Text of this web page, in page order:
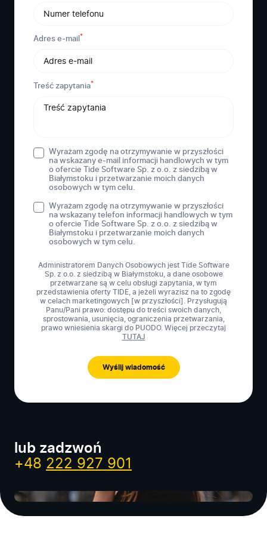
Adres e-mail *
Treść zapytania*
Wyrażam zgodę na otrzymywanie w przyszłości
na wskazany e-mail informacji handlowych w tym
o ofercie Tide Software Sp. z o.o. z siedzibą w
Białymstoku i przetwarzanie moich danych
osobowych w tym celu.
Wyrażam zgodę na otrzymywanie w przyszłości
na wskazany telefon informacji handlowych w tym
o ofercie Tide Software Sp. z o.o. z siedzibą w
Białymstoku i przetwarzanie moich danych
osobowych w tym celu.
Administratorem Danych Osobowych jest Tide Software
Sp. z o.o. z siedzibą w Białymstoku, a dane osobowe
przetwarzane są w celu obsługi zapytania, w tym
przedstawienia oferty TIDE, a jeżeli wyrazisz na to zgodę
w celach marketingowych [w przyszłości]. Przysługują
Panu/Pani prawo: dostępu do treści swoich danych,
sprostowania, usunięcia, ograniczenia przetwarzania,
prawo wniesienia skargi do PUODO. Więcej przeczytaj
TUTAJ
lub zadzwoń
+48 222 927 901